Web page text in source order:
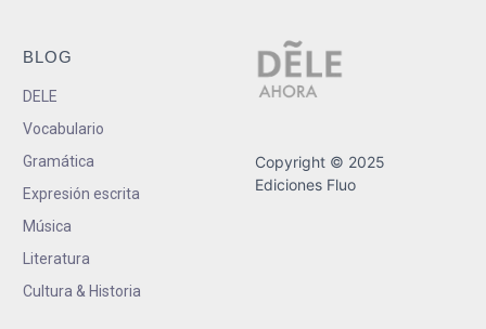
BLOG
DELE
Vocabulario
Gramática
Expresión escrita
Música
Literatura
Cultura & Historia
Copyright © 2025
Ediciones Fluo